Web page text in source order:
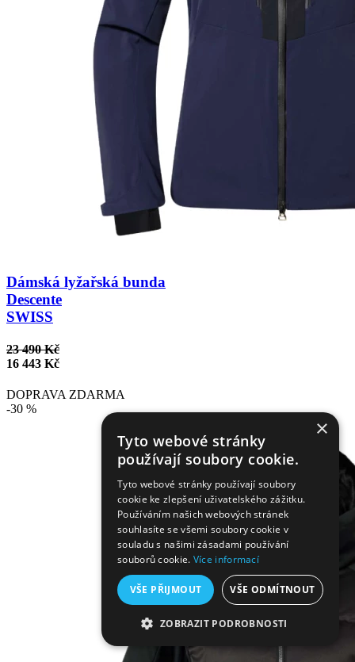
Dámská lyžařská bunda
Descente
SWISS
23 490 Kč
16 443 Kč
DOPRAVA ZDARMA
-30 %
×
Tyto webové stránky
používají soubory cookie.
Tyto webové stránky používají soubory
cookie ke zlepšení uživatelského zážitku.
Používáním našich webových stránek
souhlasíte se všemi soubory cookie v
souladu s našimi zásadami používání
souborů cookie. Více informací
VŠE PŘIJMOUT VŠE ODMÍTNOUT
ZOBRAZIT PODROBNOSTI
NEZBYTNĚ NUTNÉ SOUBORY